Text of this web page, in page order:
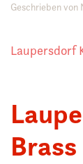
Geschrieben von
Laupersdorf
Brass